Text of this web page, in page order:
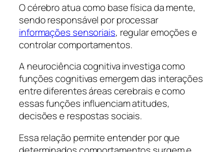
O cérebro atua como base física da mente,
sendo responsável por processar
informações sensoriais, regular emoções e
controlar comportamentos.
A neurociência cognitiva investiga como
funções cognitivas emergem das interações
entre diferentes áreas cerebrais e como
essas funções influenciam atitudes,
decisões e respostas sociais.
Essa relação permite entender por que